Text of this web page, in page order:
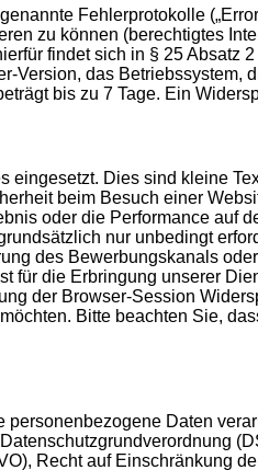
Fehlerprotokolle
zu können (berechtigtes
findet sich in § 25
Version, das
bis zu 7 Tage. Ein
Dies sind kleine
beim Besuch einer
oder die Performance auf
nur unbedingt
des Bewerbungskanals
die Erbringung unserer
der Browser-Session
Bitte beachten Sie,
Daten
Recht auf Einschränkung